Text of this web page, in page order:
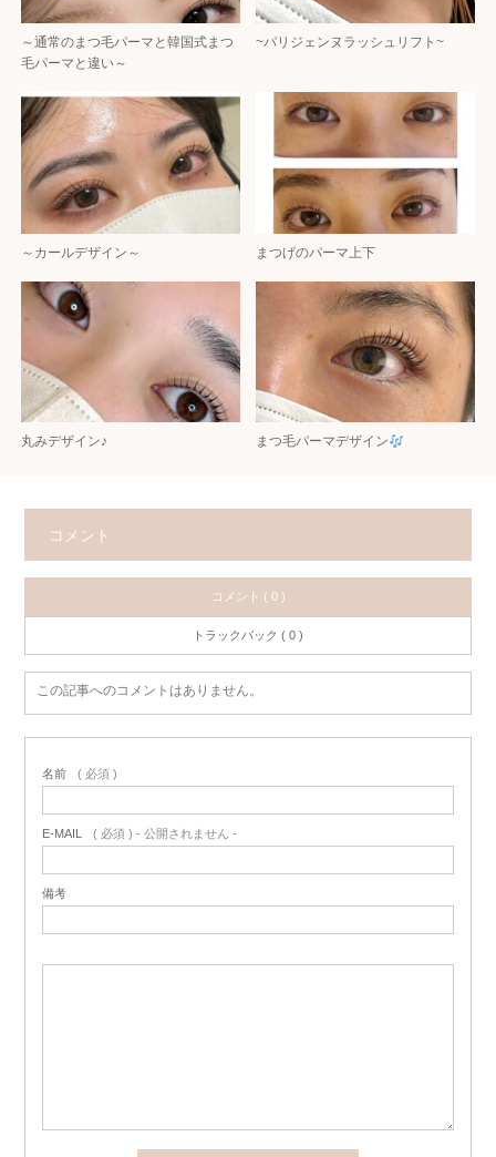
～通常のまつ毛パーマと韓国式まつ
毛パーマと違い～
~パリジェンヌラッシュリフト~
～カールデザイン～ まつげのパーマ上下
丸みデザイン♪ まつ毛パーマデザイン
コメント
コメント ( 0 )
トラックバック ( 0 )
この記事へのコメントはありません。
名前 ( 必須 )
E-MAIL ( 必須 ) - 公開されません -
備考